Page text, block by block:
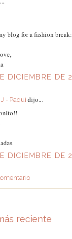
blog for a fashion
DICIEMBRE DE
- Paqui dijo...
DICIEMBRE DE
reciente